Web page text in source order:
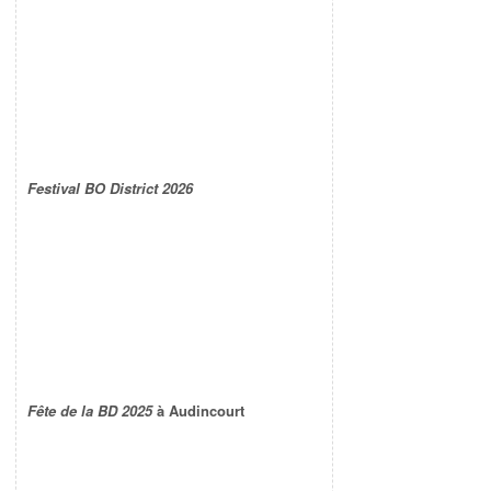
Festival BO District 2026
Fête de la BD 2025à Audincourt